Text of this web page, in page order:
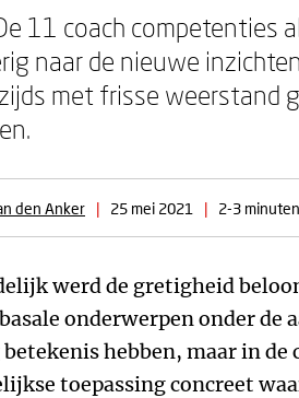
11 coach competenties
naar de nieuwe
met frisse weerstand
den Anker | 25 mei 2021 | 2-3
werd de gretigheid
onderwerpen onder de
hebben, maar in
toepassing concreet